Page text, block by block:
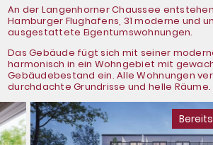
An der Langenhorner Chaussee
Hamburger Flughafens, 31 moderne und
ausgestattete Eigentumswohnungen.
Das Gebäude fügt sich mit seiner
harmonisch in ein Wohngebiet mit
Gebäudebestand ein. Alle Wohnungen
durchdachte Grundrisse und helle Räume.